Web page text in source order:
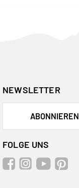
NEWSLETTER
ABONNIEREN
FOLGE UNS